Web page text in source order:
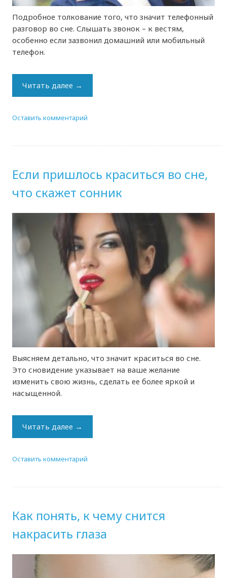
Подробное толкование того, что значит телефонный
разговор во сне. Слышать звонок – к вестям,
особенно если зазвонил домашний или мобильный
телефон.
Читать далее →
Оставить комментарий
Если пришлось краситься во сне,
что скажет сонник
Выясняем детально, что значит краситься во сне.
Это сновидение указывает на ваше желание
изменить свою жизнь, сделать ее более яркой и
насыщенной.
Читать далее →
Оставить комментарий
Как понять, к чему снится
накрасить глаза